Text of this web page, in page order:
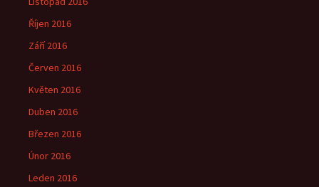
Říjen 2016
Září 2016
Červen 2016
Květen 2016
Duben 2016
Březen 2016
Únor 2016
Leden 2016